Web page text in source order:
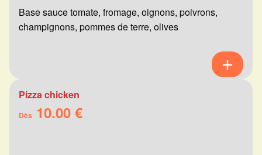
Base sauce tomate, fromage, oignons, poivrons,
champignons, pommes de terre, olives
Pizza chicken
Dès 10.00 €